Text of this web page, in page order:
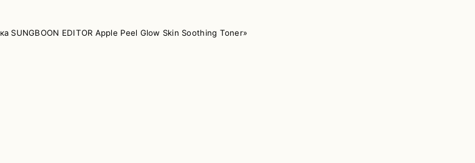
SUNGBOON EDITOR Apple Peel Glow Skin Soothing Toner»